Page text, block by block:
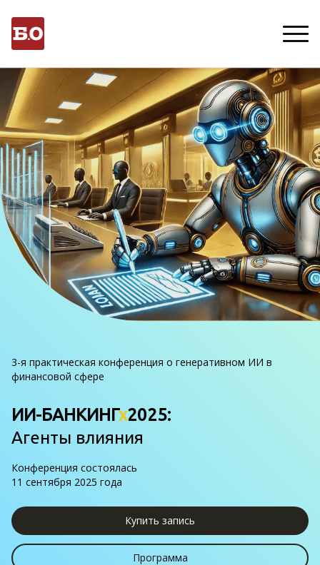
3-я практическая конференция о генеративном ИИ в
финансовой сфере
ИИ-БАНКИНГх2025:
Агенты влияния
Конференция состоялась
11 сентября 2025 года
Купить запись
Программа